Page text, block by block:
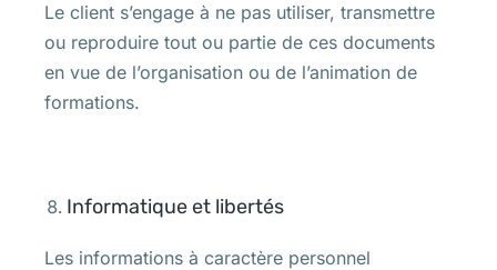
Le client s’engage à ne pas utiliser, transmettre
ou reproduire tout ou partie de ces documents
en vue de l’organisation ou de l’animation de
formations.
Informatique et libertés
Les informations à caractère personnel